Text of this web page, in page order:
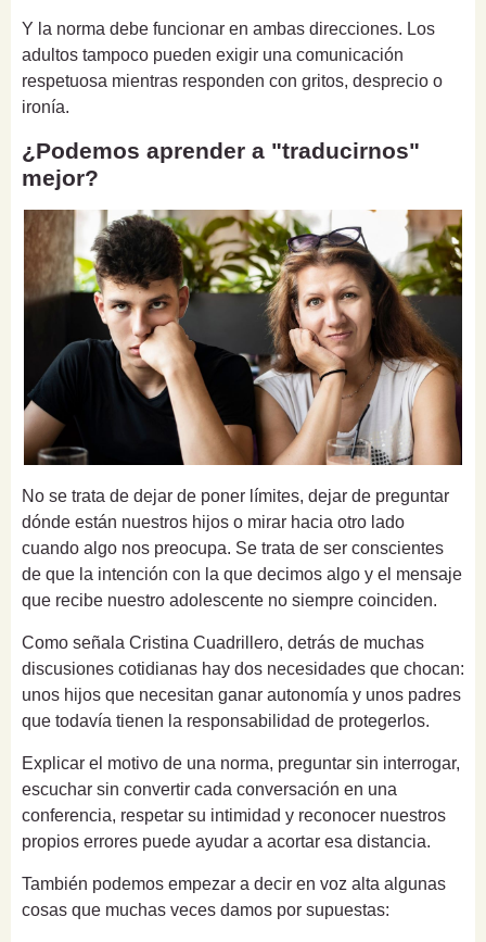
Y la norma debe funcionar en ambas direcciones. Los
adultos tampoco pueden exigir una comunicación
respetuosa mientras responden con gritos, desprecio o
ironía.
¿Podemos aprender a "traducirnos"
mejor?
No se trata de dejar de poner límites, dejar de preguntar
dónde están nuestros hijos o mirar hacia otro lado
cuando algo nos preocupa. Se trata de ser conscientes
de que la intención con la que decimos algo y el mensaje
que recibe nuestro adolescente no siempre coinciden.
Como señala Cristina Cuadrillero, detrás de muchas
discusiones cotidianas hay dos necesidades que chocan:
unos hijos que necesitan ganar autonomía y unos padres
que todavía tienen la responsabilidad de protegerlos.
Explicar el motivo de una norma, preguntar sin interrogar,
escuchar sin convertir cada conversación en una
conferencia, respetar su intimidad y reconocer nuestros
propios errores puede ayudar a acortar esa distancia.
También podemos empezar a decir en voz alta algunas
cosas que muchas veces damos por supuestas: